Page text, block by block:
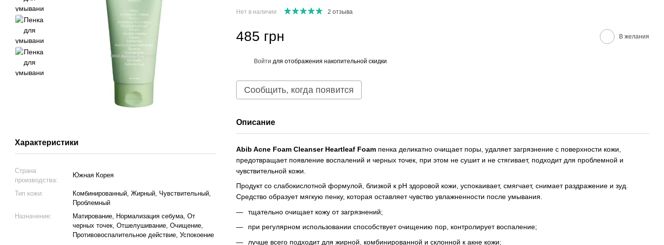
Характеристики
Страна
производства:
Южная Корея
Тип кожи:
Комбинированный, Жирный, Чувствительный,
Проблемный
Назначение:
Матирование, Нормализация себума, От
черных точек, Отшелушивание, Очищение,
Противовоспалительное действие, Успокоение
Нет в наличии 2 отзыва
485 грн В желания
Войти для отображения накопительной скидки
Сообщить, когда появится
Описание
Abib Acne Foam Cleanser Heartleaf Foam пенка деликатно очищает поры, удаляет загрязнение с поверхности кожи,
предотвращает появление воспалений и черных точек, при этом не сушит и не стягивает, подходит для проблемной и
чувствительной кожи.
Продукт со слабокислотной формулой, близкой к pH здоровой кожи, успокаивает, смягчает, снимает раздражение и зуд.
Средство образует мягкую пенку, которая оставляет чувство увлажненности после умывания.
тщательно очищает кожу от загрязнений;
при регулярном использовании способствует очищению пор, контролирует воспаление;
лучше всего подходит для жирной, комбинированной и склонной к акне кожи;